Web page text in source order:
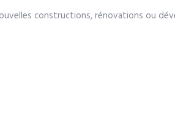
constructions, rénovations ou